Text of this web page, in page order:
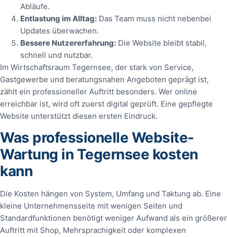
Abläufe.
Entlastung im Alltag: Das Team muss nicht nebenbei
Updates überwachen.
Bessere Nutzererfahrung: Die Website bleibt stabil,
schnell und nutzbar.
Im Wirtschaftsraum Tegernsee, der stark von Service,
Gastgewerbe und beratungsnahen Angeboten geprägt ist,
zählt ein professioneller Auftritt besonders. Wer online
erreichbar ist, wird oft zuerst digital geprüft. Eine gepflegte
Website unterstützt diesen ersten Eindruck.
Was professionelle Website-
Wartung in Tegernsee kosten
kann
Die Kosten hängen von System, Umfang und Taktung ab. Eine
kleine Unternehmensseite mit wenigen Seiten und
Standardfunktionen benötigt weniger Aufwand als ein größerer
Auftritt mit Shop, Mehrsprachigkeit oder komplexen